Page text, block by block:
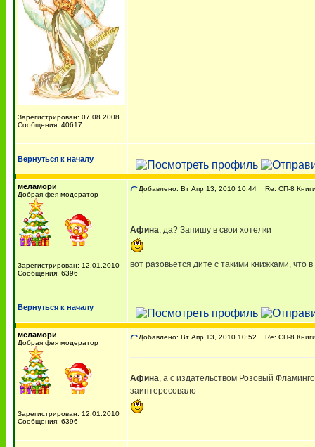
Зарегистрирован: 07.08.2008
Сообщения: 40617
Вернуться к началу
меламори
Добрая фея модератор
Зарегистрирован: 12.01.2010
Сообщения: 6396
Добавлено: Вт Апр 13, 2010 10:44 Re: СП-8
Афина, да? Запишу в свои хотелки
вот разовьется дите с такими книжками,
Вернуться к началу
меламори
Добрая фея модератор
Зарегистрирован: 12.01.2010
Сообщения: 6396
Добавлено: Вт Апр 13, 2010 10:52 Re: СП-8
Афина, а с издательством Розовый
заинтересовало